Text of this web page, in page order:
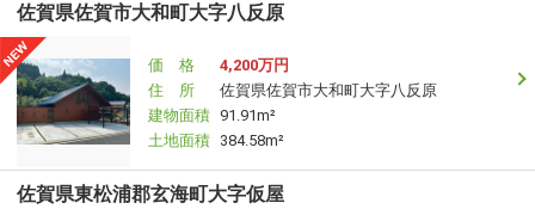
佐賀県佐賀市大和町大字八反原
価 格
4,200万円
住 所
佐賀県佐賀市大和町大字八反原
建物面積 91.91m²
土地面積 384.58m²
佐賀県東松浦郡玄海町大字仮屋